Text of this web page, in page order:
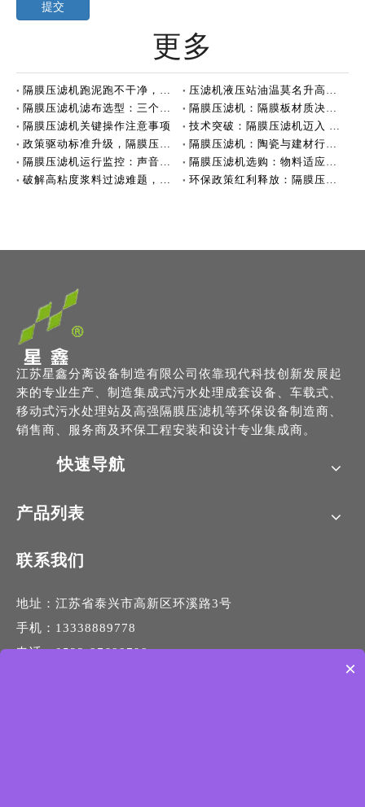
提交
更多
隔膜压滤机跑泥跑不干净，可能滤布没选对
压滤机液压站油温莫名升高，可能不是油的问题
隔膜压滤机滤布选型：三个关键要素决定过滤效果
隔膜压滤机：隔膜板材质决定性能
隔膜压滤机关键操作注意事项
技术突破：隔膜压滤机迈入 4.0MPa + 深度脱水新时代
政策驱动标准升级，隔膜压滤机行业迈向高质量发展
隔膜压滤机：陶瓷与建材行业的脱水利器
隔膜压滤机运行监控：声音与压力
隔膜压滤机选购：物料适应性是关键
破解高粘度浆料过滤难题，效率跃升！
环保政策红利释放：隔膜压滤机市场迎来爆发式增长
江苏星鑫分离设备制造有限公司依靠现代科技创新发展起
来的专业生产、制造集成式污水处理成套设备、车载式、
移动式污水处理站及高强隔膜压滤机等环保设备制造商、
销售商、服务商及环保工程安装和设计专业集成商。
快速导航
产品列表
联系我们
地址：江苏省泰兴市高新区环溪路3号
手机：13338889778
电话：0523-87688798
×